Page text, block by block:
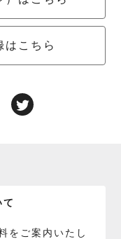
はこちら
をご案内いたし